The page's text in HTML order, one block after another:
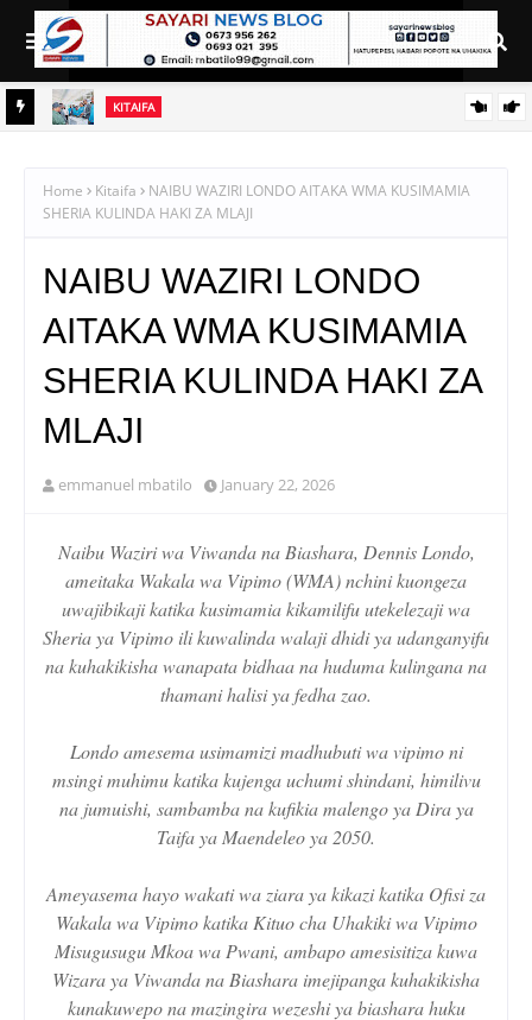
KITAIFA
Home Kitaifa
NAIBU WAZIRI LONDO AITAKA WMA KUSIMAMIA
SHERIA KULINDA HAKI ZA MLAJI
NAIBU WAZIRI LONDO
AITAKA WMA KUSIMAMIA
SHERIA KULINDA HAKI ZA
MLAJI
emmanuel mbatilo January 22, 2026
Naibu Waziri wa Viwanda na Biashara, Dennis Londo,
ameitaka Wakala wa Vipimo (WMA) nchini kuongeza
uwajibikaji katika kusimamia kikamilifu utekelezaji wa
Sheria ya Vipimo ili kuwalinda walaji dhidi ya udanganyifu
na kuhakikisha wanapata bidhaa na huduma kulingana na
thamani halisi ya fedha zao.
Londo amesema usimamizi madhubuti wa vipimo ni
msingi muhimu katika kujenga uchumi shindani, himilivu
na jumuishi, sambamba na kufikia malengo ya Dira ya
Taifa ya Maendeleo ya 2050.
Ameyasema hayo wakati wa ziara ya kikazi katika Ofisi za
Wakala wa Vipimo katika Kituo cha Uhakiki wa Vipimo
Misugusugu Mkoa wa Pwani, ambapo amesisitiza kuwa
Wizara ya Viwanda na Biashara imejipanga kuhakikisha
kunakuwepo na mazingira wezeshi ya biashara huku